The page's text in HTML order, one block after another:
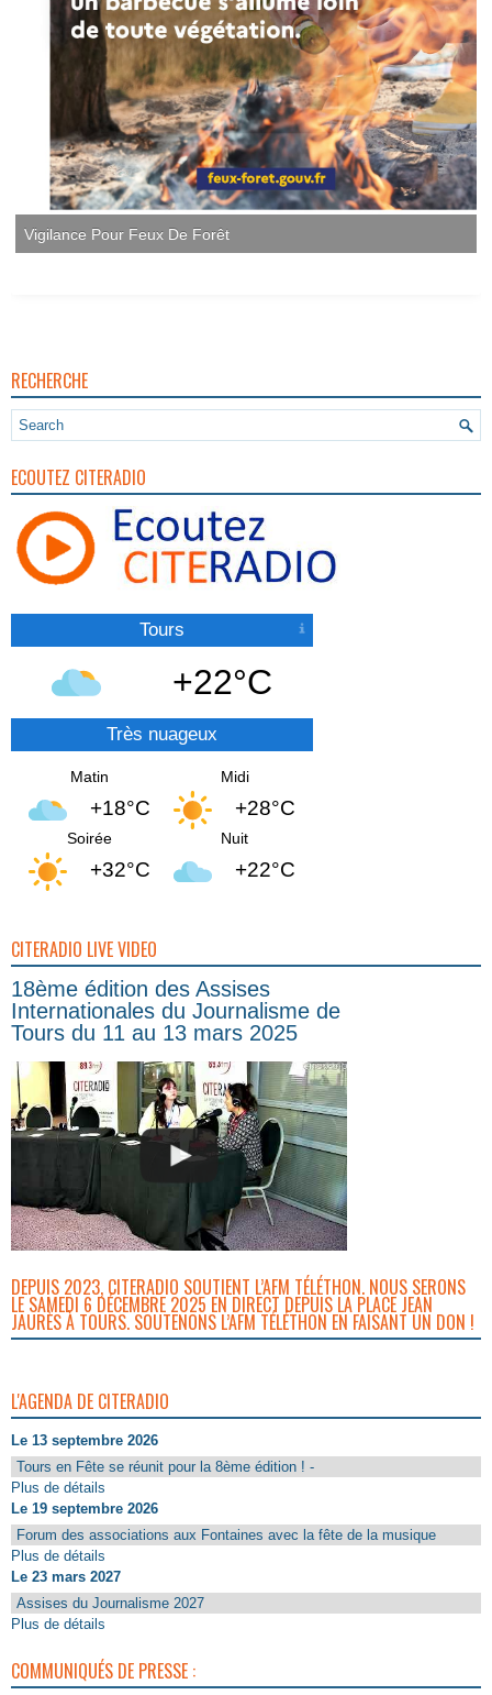
RECHERCHE
ECOUTEZ CITERADIO
Tours
+22°C
Très nuageux
Matin
+18°C
Midi
+28°C
Soirée
+32°C
Nuit
+22°C
CITERADIO LIVE VIDEO
18ème édition des Assises
Internationales du Journalisme de
Tours du 11 au 13 mars 2025
DEPUIS 2023, CITERADIO SOUTIENT L’AFM TÉLÉTHON. NOUS SERONS
LE SAMEDI 6 DÉCEMBRE 2025 EN DIRECT DEPUIS LA PLACE JEAN
JAURÈS À TOURS. SOUTENONS L’AFM TÉLÉTHON EN FAISANT UN DON !
L'AGENDA DE CITERADIO
Le 13 septembre 2026
Tours en Fête se réunit pour la 8ème édition ! -
Plus de détails
Le 19 septembre 2026
Forum des associations aux Fontaines avec la fête de la musique
Plus de détails
Le 23 mars 2027
Assises du Journalisme 2027
Plus de détails
COMMUNIQUÉS DE PRESSE :